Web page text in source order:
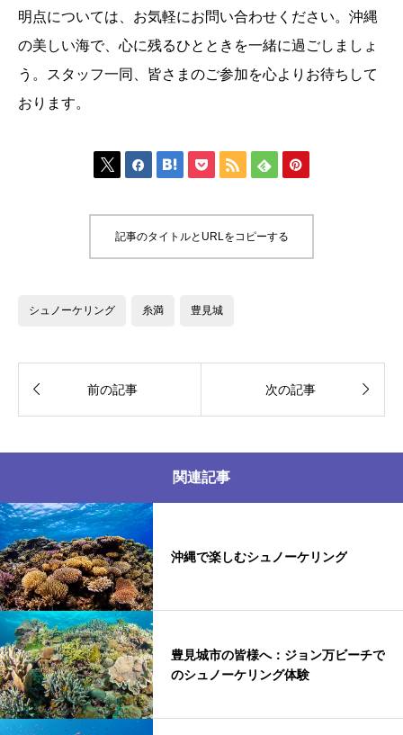
明点については、お気軽にお問い合わせください。沖縄
の美しい海で、心に残るひとときを一緒に過ごしましょ
う。スタッフ一同、皆さまのご参加を心よりお待ちして
おります。
      
記事のタイトルとURLをコピーする
シュノーケリング 糸満 豊見城
 前の記事 次の記事 
関連記事
沖縄で楽しむシュノーケリング
豊見城市の皆様へ：ジョン万ビーチで
のシュノーケリング体験